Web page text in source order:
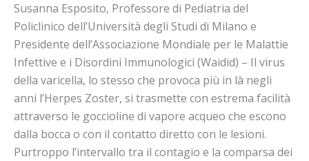
Susanna Esposito, Professore di Pediatria del
Policlinico dell’Università degli Studi di Milano e
Presidente dell’Associazione Mondiale per le Malattie
Infettive e i Disordini Immunologici (Waidid) – Il virus
della varicella, lo stesso che provoca più in là negli
anni l’Herpes Zoster, si trasmette con estrema facilità
attraverso le goccioline di vapore acqueo che escono
dalla bocca o con il contatto diretto con le lesioni.
Purtroppo l’intervallo tra il contagio e la comparsa dei